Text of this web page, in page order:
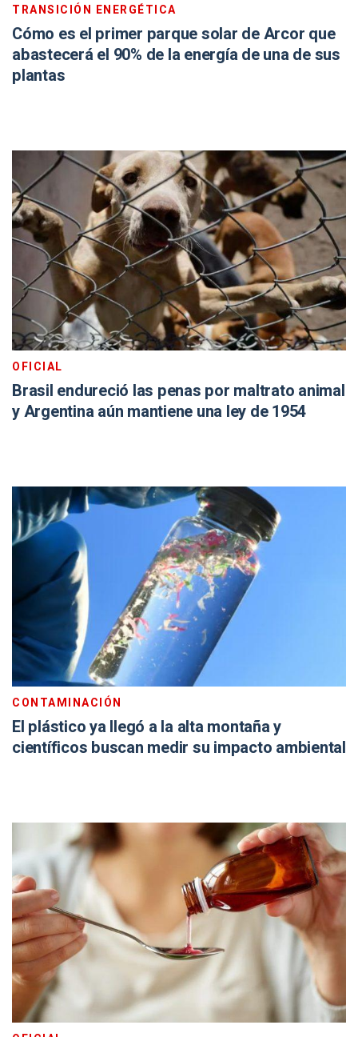
TRANSICIÓN ENERGÉTICA
Cómo es el primer parque solar de Arcor que
abastecerá el 90% de la energía de una de sus
plantas
OFICIAL
Brasil endureció las penas por maltrato animal
y Argentina aún mantiene una ley de 1954
CONTAMINACIÓN
El plástico ya llegó a la alta montaña y
científicos buscan medir su impacto ambiental